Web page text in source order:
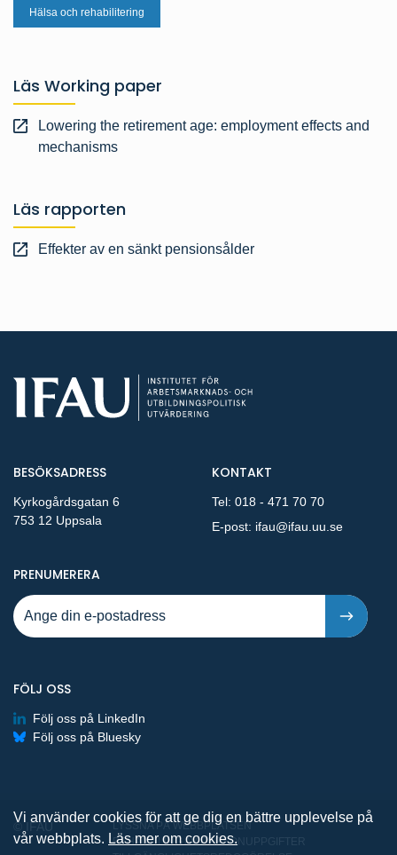
Hälsa och rehabilitering
Läs Working paper
Lowering the retirement age: employment effects and
mechanisms
Läs rapporten
Effekter av en sänkt pensionsålder
BESÖKSADRESS
Kyrkogårdsgatan 6
753 12 Uppsala
KONTAKT
Tel: 018 - 471 70 70
E-post: ifau@ifau.uu.se
PRENUMERERA
FÖLJ OSS
Följ oss på LinkedIn
Följ oss på Bluesky
© IFAU
LYSSNA PÅ WEBBPLATSEN
BEHANDLING AV PERSONUPPGIFTER
Vi använder cookies för att ge dig en bättre upplevelse på
vår webbplats. Läs mer om cookies.